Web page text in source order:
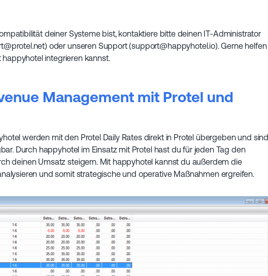
deiner Systeme bist, kontaktiere bitte deinen IT-Administrator
oder unseren Support (support@happyhotel.io). Gerne helfen
integrieren kannst.
Management mit Protel und
werden mit den Protel Daily Rates direkt in Protel übergeben und sind
Durch happyhotel im Einsatz mit Protel hast du für jeden Tag den
deinen Umsatz steigern. Mit happyhotel kannst du außerdem die
und somit strategische und operative Maßnahmen ergreifen.